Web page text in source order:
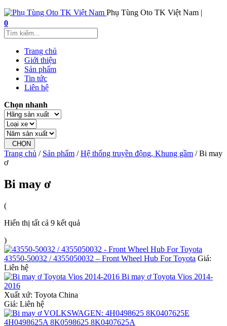
Phụ Tùng Oto TK Việt Nam |
0
Trang chủ
Giới thiệu
Sản phẩm
Tin tức
Liên hệ
Chọn nhanh
CHỌN
Trang chủ / Sản phẩm /Hệ thống truyền động, Khung gầm / Bi may
ơ
Bi may ơ
(
Hiển thị tất cả 9 kết quả
)
43550-50032 / 4355050032 – Front Wheel Hub For Toyota Giá:
Liên hệ
Bi may ơ Toyota Vios 2014-
2016
Xuất xứ: Toyota China
Giá: Liên hệ